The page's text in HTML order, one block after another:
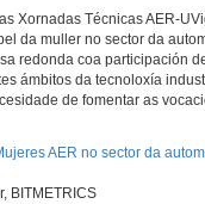
Xornadas Técnicas AER-
da muller no sector da
redonda coa participación
ámbitos da tecnoloxía
de fomentar as
AER no sector da
BITMETRICS